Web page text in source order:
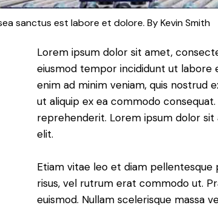
sanctus est labore et dolore. ByKevin Smith
Lorem ipsum dolor sit amet,
eiusmod tempor incididunt ut labore
enim ad minim veniam, quis nostrud
ut aliquip ex ea commodo
reprehenderit. Lorem ipsum dolor
elit.
Etiam vitae leo et diam pellentesque
risus, vel rutrum erat commodo ut.
euismod. Nullam scelerisque massa